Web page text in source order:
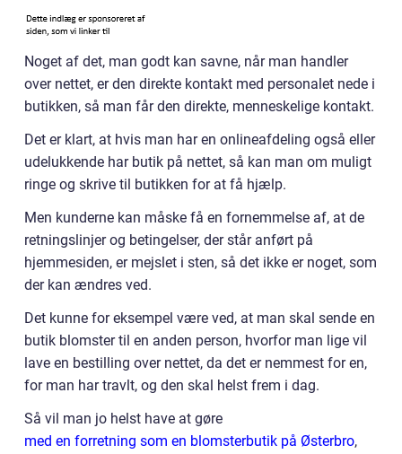
Noget af det, man godt kan savne, når man handler
over nettet, er den direkte kontakt med personalet nede i
butikken, så man får den direkte, menneskelige kontakt.
Det er klart, at hvis man har en onlineafdeling også eller
udelukkende har butik på nettet, så kan man om muligt
ringe og skrive til butikken for at få hjælp.
Men kunderne kan måske få en fornemmelse af, at de
retningslinjer og betingelser, der står anført på
hjemmesiden, er mejslet i sten, så det ikke er noget, som
der kan ændres ved.
Det kunne for eksempel være ved, at man skal sende en
butik blomster til en anden person, hvorfor man lige vil
lave en bestilling over nettet, da det er nemmest for en,
for man har travlt, og den skal helst frem i dag.
Så vil man jo helst have at gøre
med en forretning som en blomsterbutik på Østerbro,